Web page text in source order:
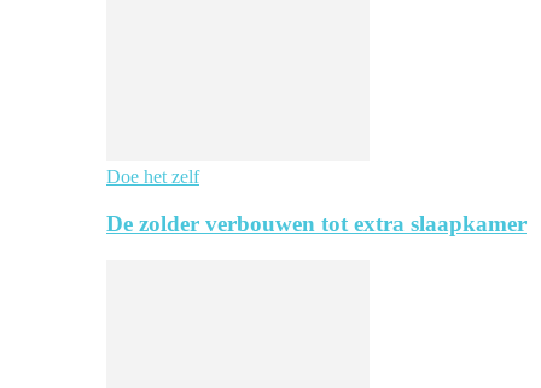
Doe het zelf
De zolder verbouwen tot extra slaapkamer